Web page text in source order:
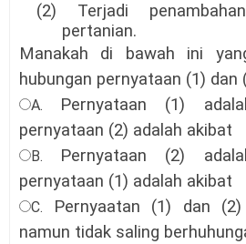
(2) Terjadi
pertanian.
Manakah di bawah ini
hubungan pernyataan (1) dan
A. Pernyataan (1)
pernyataan (2) adalah akibat
B. Pernyataan (2)
pernyataan (1) adalah akibat
C.
Pernyaatan (1) dan (2)
namun tidak saling